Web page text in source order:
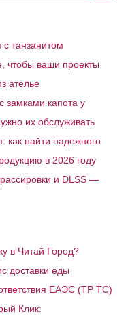
танзанитом
чтобы ваши проекты
ателье
замками капота у
их обслуживать
как найти надежного
в 2026 году
и DLSS —
в Читай Город?
доставки еды
ЕАЭС (ТР ТС)
Клик: